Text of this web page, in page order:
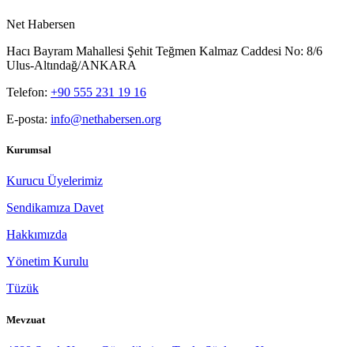
Net Habersen
Hacı Bayram Mahallesi Şehit Teğmen Kalmaz Caddesi No: 8/6
Ulus-Altındağ/ANKARA
Telefon: +90 555 231 19 16
E-posta: info@nethabersen.org
Kurumsal
Kurucu Üyelerimiz
Sendikamıza Davet
Hakkımızda
Yönetim Kurulu
Tüzük
Mevzuat